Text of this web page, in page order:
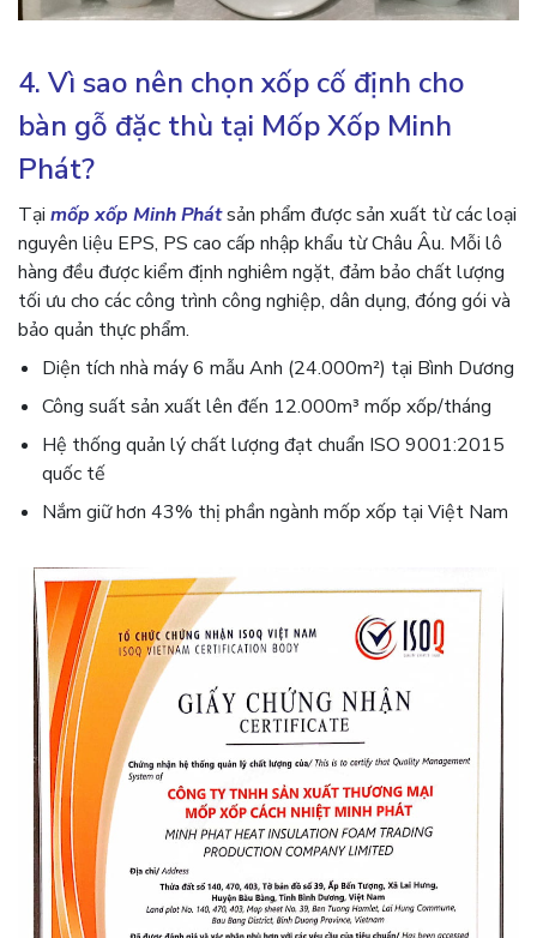
4. Vì sao nên chọn xốp cố định cho
bàn gỗ đặc thù tại Mốp Xốp Minh
Phát?
Tại mốp xốp Minh Phátsản phẩm được sản xuất từ các loại
nguyên liệu EPS, PS cao cấp nhập khẩu từ Châu Âu. Mỗi lô
hàng đều được kiểm định nghiêm ngặt, đảm bảo chất lượng
tối ưu cho các công trình công nghiệp, dân dụng, đóng gói và
bảo quản thực phẩm.
Diện tích nhà máy 6 mẫu Anh (24.000m²) tại Bình Dương
Công suất sản xuất lên đến 12.000m³ mốp xốp/tháng
Hệ thống quản lý chất lượng đạt chuẩn ISO 9001:2015
quốc tế
Nắm giữ hơn 43% thị phần ngành mốp xốp tại Việt Nam